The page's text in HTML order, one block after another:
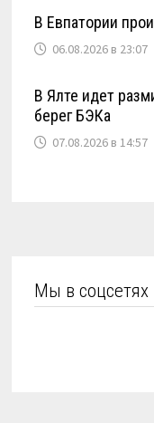
В Евпатории
06.08.2026 в 23:07
В Ялте идет
берег БЭКа
07.08.2026 в 14:57
Мы в соцсетях